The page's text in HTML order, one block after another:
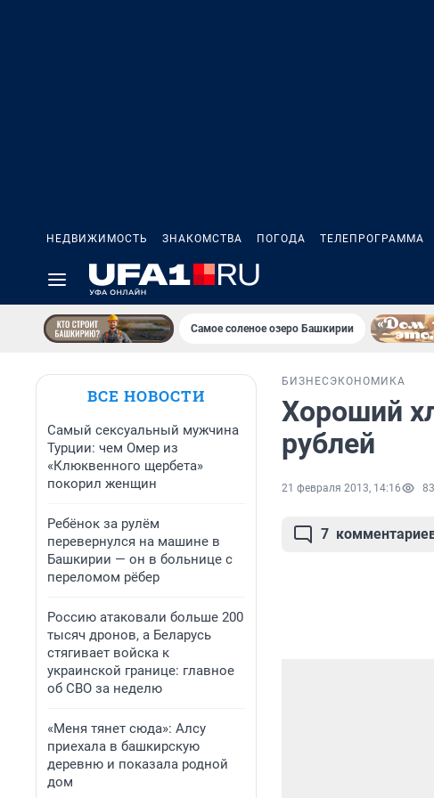
НЕДВИЖИМОСТЬ ЗНАКОМСТВА ПОГОДА ТЕЛЕПРОГРАММА
Самое соленое озеро Башкирии
ВСЕ НОВОСТИ
Самый сексуальный мужчина
Турции: чем Омер из
«Клюквенного щербета»
покорил женщин
Ребёнок за рулём
перевернулся на машине в
Башкирии — он в больнице с
переломом рёбер
Россию атаковали больше 200
тысяч дронов, а Беларусь
стягивает войска к
украинской границе: главное
об СВО за неделю
«Меня тянет сюда»: Алсу
приехала в башкирскую
деревню и показала родной
дом
БИЗНЕС ЭКОНОМИКА
Хороший
рублей
21 февраля 2013, 14:16
7